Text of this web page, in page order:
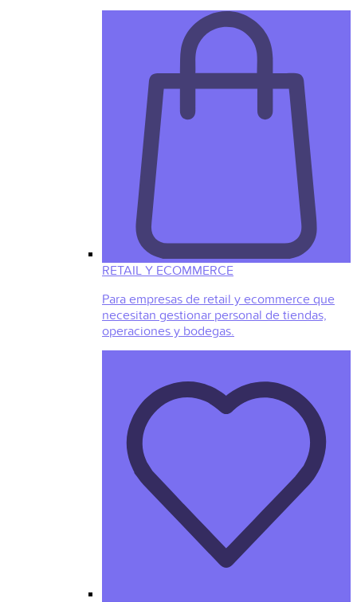
RETAIL Y ECOMMERCE
Para empresas de retail y ecommerce que
necesitan gestionar personal de tiendas,
operaciones y bodegas.